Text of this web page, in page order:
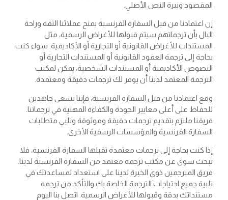
المقصود ونبرة النص الأصلي.
إن اعتمادنا من قبل السفارة الفرنسية يمنح عملائنا الثقة وراحة
البال بأن ترجماتهم سيتم قبولها للأغراض الرسمية، مثل
المستندات للأغراض القانونية أو التجارية أو الأكاديمية. سواء كنت
بحاجة إلى ترجمة العقود القانونية أو المستندات التجارية أو
النصوص الأكاديمية أو المستندات الشخصية، يمكن لمكتب
الترجمة المعتمد لدينا أن يوفر لك ترجمات دقيقة ومعتمدة.
ومع اعتمادنا من قبل السفارة الفرنسية، فإننا نسعى جاهدين
للحفاظ على أعلى معايير الجودة والكفاءة المهنية في ترجماتنا.
فريقنا ملتزم بتقديم ترجمات دقيقة وموثوقة وتلبي متطلبات
السفارة الفرنسية والمؤسسات الرسمية الأخرى.
إذا كنت بحاجة إلى ترجمات معتمدة تقبلها السفارة الفرنسية، فلا
تبحث سوى عن مكتب ترجمه معتمد من السفارة الفرنسية لدينا.
فريق المترجمين ذوي الخبرة لدينا على استعداد لمساعدتك في
تلبية جميع احتياجات الترجمة الخاصة بك والتأكد من ترجمة
مستنداتك بدقة وقبولها للأغراض الرسمية. اتصل بنا اليوم